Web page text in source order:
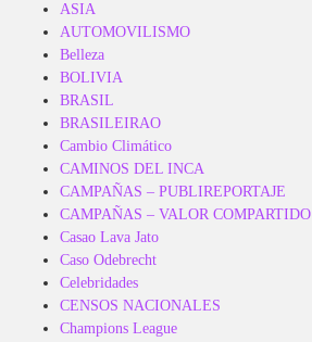
ASIA
AUTOMOVILISMO
Belleza
BOLIVIA
BRASIL
BRASILEIRAO
Cambio Climático
CAMINOS DEL INCA
CAMPAÑAS – PUBLIREPORTAJE
CAMPAÑAS – VALOR COMPARTIDO
Casao Lava Jato
Caso Odebrecht
Celebridades
CENSOS NACIONALES
Champions League